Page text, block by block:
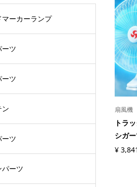
扇風機
トラ
シガ
¥
マーカーランプ
ツ
ーツ
ン
ーツ
ーツ